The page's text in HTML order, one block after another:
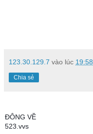
123.30.129.7 vào lúc 19:58
Chia sẻ
ĐÔNG VỀ
523.vvs